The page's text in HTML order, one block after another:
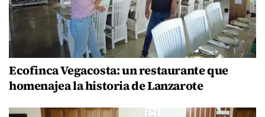
Ecofinca Vegacosta: un restaurante que
homenajea la historia de Lanzarote